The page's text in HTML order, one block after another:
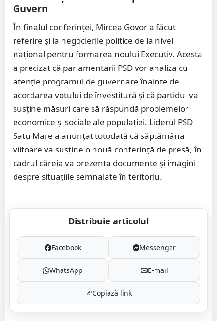
Guvern
În finalul conferinței, Mircea Govor a făcut
referire și la negocierile politice de la nivel
național pentru formarea noului Executiv. Acesta
a precizat că parlamentarii PSD vor analiza cu
atenție programul de guvernare înainte de
acordarea votului de învestitură și că partidul va
susține măsuri care să răspundă problemelor
economice și sociale ale populației. Liderul PSD
Satu Mare a anunțat totodată că săptămâna
viitoare va susține o nouă conferință de presă, în
cadrul căreia va prezenta documente și imagini
despre situațiile semnalate în teritoriu.
Distribuie articolul
Facebook Messenger
WhatsApp E-mail
Copiază link